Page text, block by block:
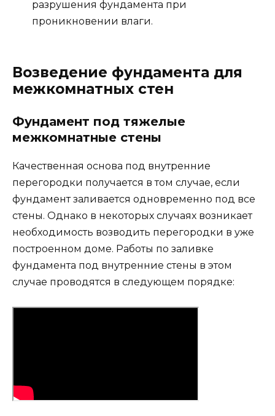
разрушения фундамента при
проникновении влаги.
Возведение фундамента для
межкомнатных стен
Фундамент под тяжелые
межкомнатные стены
Качественная основа под внутренние
перегородки получается в том случае, если
фундамент заливается одновременно под все
стены. Однако в некоторых случаях возникает
необходимость возводить перегородки в уже
построенном доме. Работы по заливке
фундамента под внутренние стены в этом
случае проводятся в следующем порядке: